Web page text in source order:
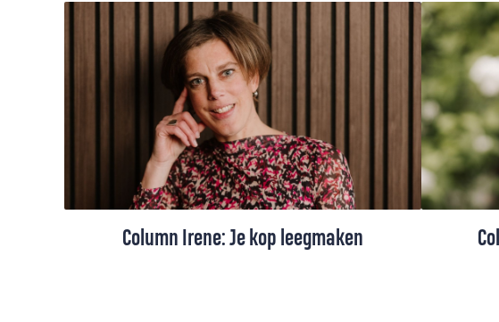
Column Irene: Je kop leegmaken